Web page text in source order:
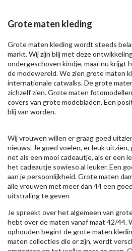
Grote maten kleding
Grote maten kleding wordt steeds
markt. Wij zijn blij met deze
ondergeschoven kindje, maar nu krijgt
de modewereld. We zien grote maten
internationale catwalks. De grote
zichzelf zien. Grote maten
covers van grote modebladen. Een
blij van worden.
Wij vrouwen willen er graag goed
nieuws. Je goed voelen, er leuk uitzien,
net als een mooi cadeautje, als er een
het cadeautje sowieso al leuker. Een
aan je persoonlijkheid. Grote maten
alle vrouwen met meer dan 44 een
uitstraling te geven
Je spreekt over het algemeen van
hebt over de maten vanaf maat 42/44.
ophouden begint de grote maten
maten collecties die er zijn, wordt